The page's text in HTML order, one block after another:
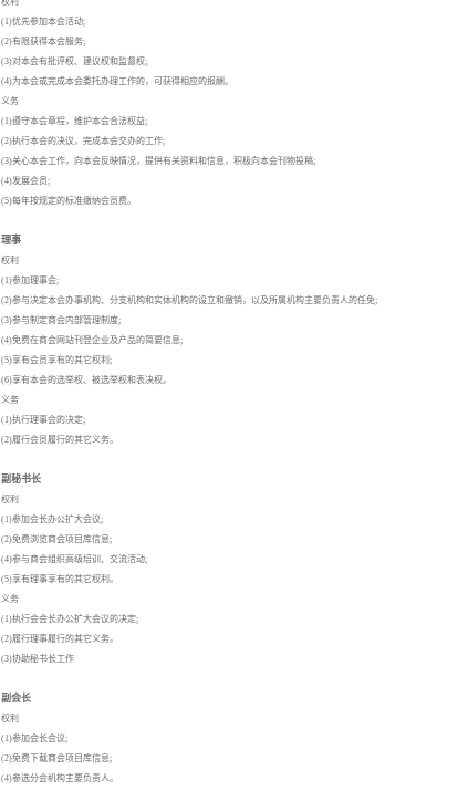
(1)优先参加本会活动;
(2)有限获得本会服务;
(3)对本会有批评权、建议权和监督权;
(4)为本会或完成本会委托办理工作的，可获得相应的报酬。
义务
(1)遵守本会章程，维护本会合法权益;
(2)执行本会的决议，完成本会交办的工作;
(3)关心本会工作，向本会反映情况，提供有关资料和信息，积极向本会刊物投稿;
(4)发展会员;
(5)每年按规定的标准缴纳会员费。
理事
权利
(1)参加理事会;
(2)参与决定本会办事机构、分支机构和实体机构的设立和撤销，以及所属机构主要负责人的任免;
(3)参与制定商会内部管理制度;
(4)免费在商会网站刊登企业及产品的简要信息;
(5)享有会员享有的其它权利;
(6)享有本会的选举权、被选举权和表决权。
义务
(1)执行理事会的决定;
(2)履行会员履行的其它义务。
副秘书长
权利
(1)参加会长办公扩大会议;
(2)免费浏览商会项目库信息;
(4)参与商会组织高级培训、交流活动;
(5)享有理事享有的其它权利。
义务
(1)执行会会长办公扩大会议的决定;
(2)履行理事履行的其它义务。
(3)协助秘书长工作
副会长
权利
(1)参加会长会议;
(2)免费下载商会项目库信息;
(4)参选分会机构主要负责人。